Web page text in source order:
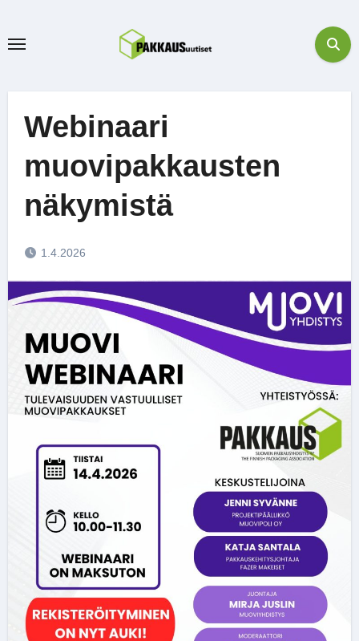
Webinaari
muovipakkausten
näkymistä
1.4.2026